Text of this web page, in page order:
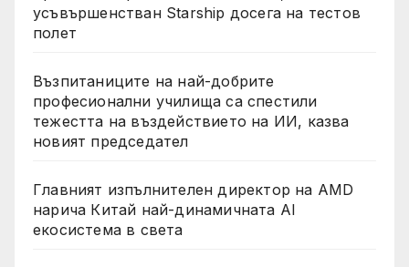
усъвършенстван Starship досега на тестов
полет
Възпитаниците на най-добрите
професионални училища са спестили
тежестта на въздействието на ИИ, казва
новият председател
Главният изпълнителен директор на AMD
нарича Китай най-динамичната AI
екосистема в света